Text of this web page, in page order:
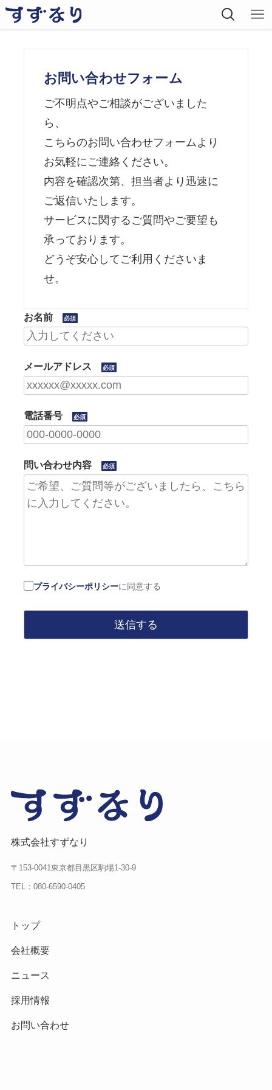
お問い合わせフォーム
ご不明点やご相談がございました
ら、
こちらのお問い合わせフォームより
お気軽にご連絡ください。
内容を確認次第、担当者より迅速に
ご返信いたします。
サービスに関するご質問やご要望も
承っております。
どうぞ安心してご利用くださいま
せ。
お名前 必須
メールアドレス 必須
電話番号 必須
問い合わせ内容 必須
プライバシーポリシーに同意する
送信する
株式会社すずなり
〒153-0041東京都目黒区駒場1-30-9
TEL：080-6590-0405
トップ
会社概要
ニュース
採用情報
お問い合わせ